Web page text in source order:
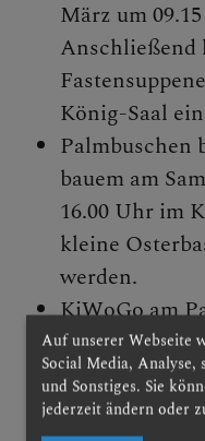
März um
Anschließend
König-Saal
Palmbuschen
bauem am
16.00 Uhr im
kleine
werden.
KiWoGo am
09.30 Uhr.
der
Ratschen am
Auf unserer Webseite
Social Media,
und Sonstiges. Sie
jederzeit ändern oder